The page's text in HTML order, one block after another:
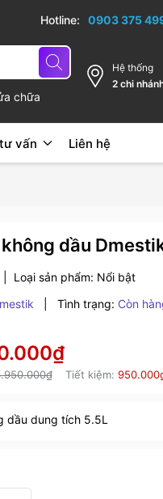
Hotline: 0903 375
chữa
Hệ thống
2 chi
vấn Liên hệ
dầu
Loại sản phẩm: Nổi bật
Tình trạng: Còn
Tiết kiệm:
dầu dung tích 5.5L